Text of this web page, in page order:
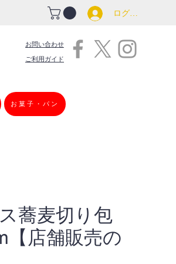
ログイン
お問い合わせ
ご利用ガイド
お菓子・パン
蕎麦切り包
【店舗販売の